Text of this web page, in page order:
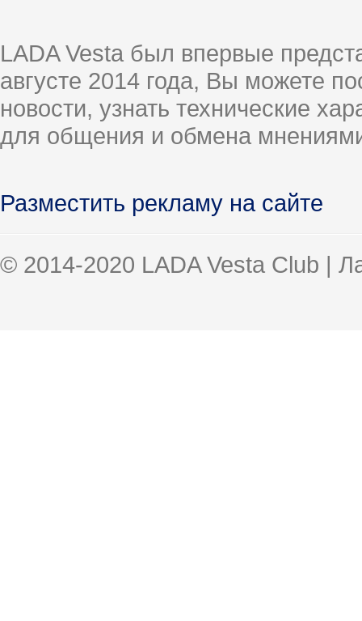
LADA Vesta был впервые
августе 2014 года, Вы можете
новости, узнать технические
для общения и обмена
Разместить рекламу на сайте
© 2014-2020 LADA Vesta Club |